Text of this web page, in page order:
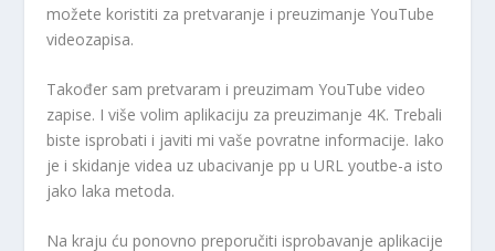
možete koristiti za pretvaranje i preuzimanje YouTube
videozapisa.
Također sam pretvaram i preuzimam YouTube video
zapise. I više volim aplikaciju za preuzimanje 4K. Trebali
biste isprobati i javiti mi vaše povratne informacije. Iako
je i skidanje videa uz ubacivanje pp u URL youtbe-a isto
jako laka metoda.
Na kraju ću ponovno preporučiti isprobavanje aplikacije